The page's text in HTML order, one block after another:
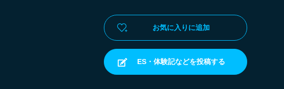
お気に入りに追加
ES・体験記などを投稿する